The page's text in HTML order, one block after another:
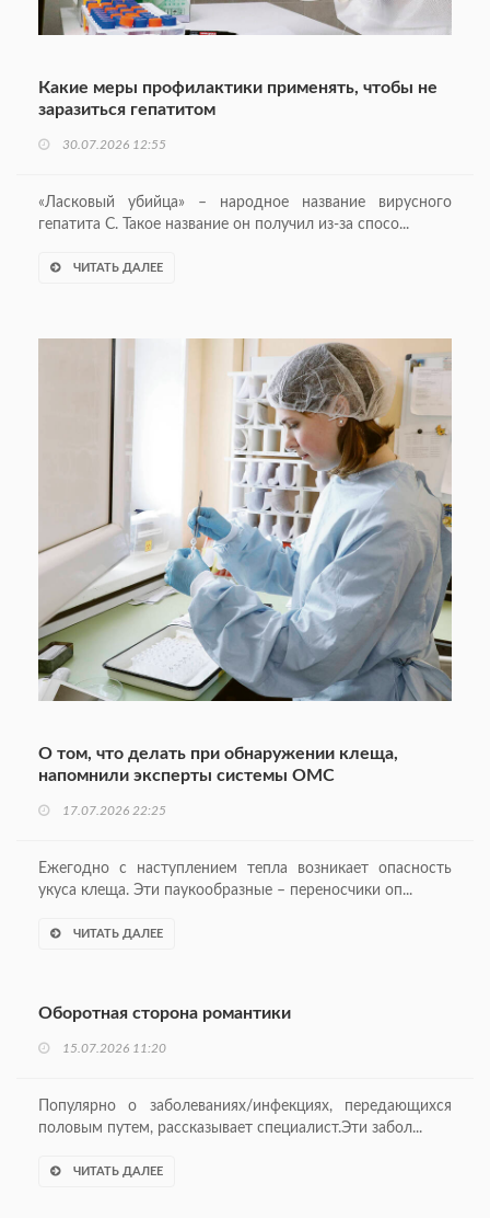
Какие меры профилактики применять, чтобы не
заразиться гепатитом
30.07.2026 12:55
«Ласковый убийца» – народное название вирусного
гепатита C. Такое название он получил из-за спосо...
ЧИТАТЬ ДАЛЕЕ
О том, что делать при обнаружении клеща,
напомнили эксперты системы ОМС
17.07.2026 22:25
Ежегодно с наступлением тепла возникает опасность
укуса клеща. Эти паукообразные – переносчики оп...
ЧИТАТЬ ДАЛЕЕ
Оборотная сторона романтики
15.07.2026 11:20
Популярно о заболеваниях/инфекциях, передающихся
половым путем, рассказывает специалист.Эти забол...
ЧИТАТЬ ДАЛЕЕ